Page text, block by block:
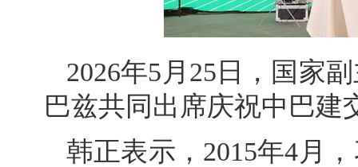
2026年5月25日，国家
巴兹共同出席庆祝中巴建
韩正表示，2015年4月